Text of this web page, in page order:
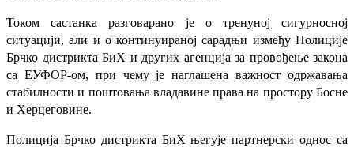
Током састанка разговарано је о тренуној сигурносној
ситуацији, али и о континуираној сарадњи између Полиције
Брчко дистрикта БиХ и других агенција за провођење закона
са ЕУФОР-ом, при чему је наглашена важност одржавања
стабилности и поштовања владавине права на простору Босне
и Херцеговине.
Полиција Брчко дистрикта БиХ његује партнерски однос са